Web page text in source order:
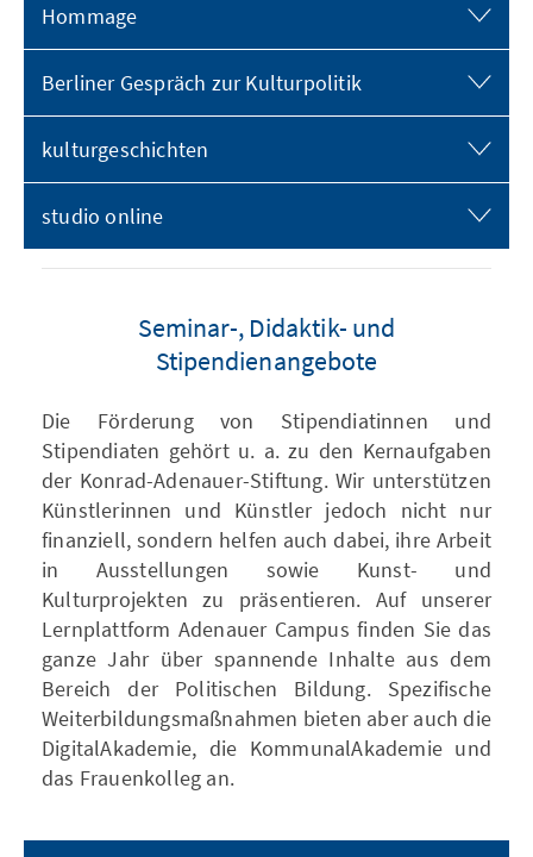
Hommage
Berliner Gespräch zur Kulturpolitik
kulturgeschichten
studio online
Seminar-, Didaktik- und
Stipendienangebote
Die Förderung von Stipendiatinnen und
Stipendiaten gehört u. a. zu den Kernaufgaben
der Konrad-Adenauer-Stiftung. Wir unterstützen
Künstlerinnen und Künstler jedoch nicht nur
finanziell, sondern helfen auch dabei, ihre Arbeit
in Ausstellungen sowie Kunst- und
Kulturprojekten zu präsentieren. Auf unserer
Lernplattform Adenauer Campus finden Sie das
ganze Jahr über spannende Inhalte aus dem
Bereich der Politischen Bildung. Spezifische
Weiterbildungsmaßnahmen bieten aber auch die
DigitalAkademie, die KommunalAkademie und
das Frauenkolleg an.